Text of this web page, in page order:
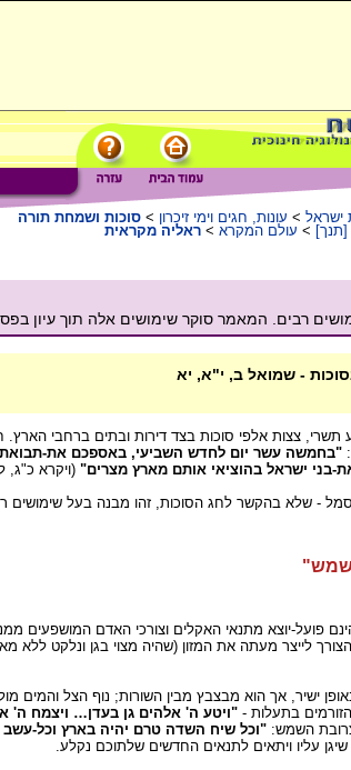
ישראל > עונות, חגים וימי זיכרון > סוכות ושמחת תורה
> עולם המקרא > ראליה מקראית
רבים. המאמר סוקר שימושים אלה תוך עיון
- שמואל ב, י"א, יא
צצות אלפי סוכות בצד דירות ובתים ברחבי הארץ.
"בחמשה עשר יום לחדש השביעי, באספכם את-
בני ישראל בהוציאי אותם מארץ מצרים" (ויקרא כ"ג,
- שלא בהקשר לחג הסוכות, זהו מבנה בעל שימושים
פועל-יוצא מתנאי האקלים וצורכי האדם המושפעים
לייצר מעתה את המזון (שהיה מצוי בגן ונלקט ללא
באופן ישיר, אך הוא מבצבץ מבין השורות; נוף הצל
בתעלות - "ויטע ה' אלהים גן בעדן… ויצמח ה'
השמש: "וכל שיח השדה טרם יהיה בארץ וכל-
עליו ויתאים לתנאים החדשים שלתוכם נקלע.